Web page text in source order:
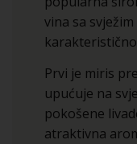
vina sa
Prvi je miris
upućuje na
pokošene
atraktivna